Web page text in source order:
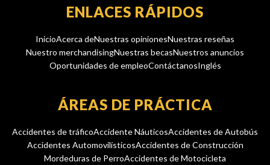
ENLACES RÁPIDOS
InicioAcerca deNuestras opinionesNuestras reseñas
Nuestro merchandisingNuestras becasNuestros anuncios
Oportunidades de empleoContáctanosInglés
ÁREAS DE PRÁCTICA
Accidentes de tráficoAccidente NáuticosAccidentes de Autobús
Accidentes AutomovilísticosAccidentes de Construcción
Mordeduras de PerroAccidentes de Motocicleta